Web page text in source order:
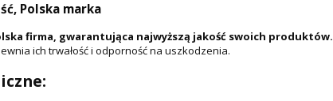
Polska marka
firma, gwarantująca najwyższą jakość swoich produktów.
ich trwałość i odporność na uszkodzenia.